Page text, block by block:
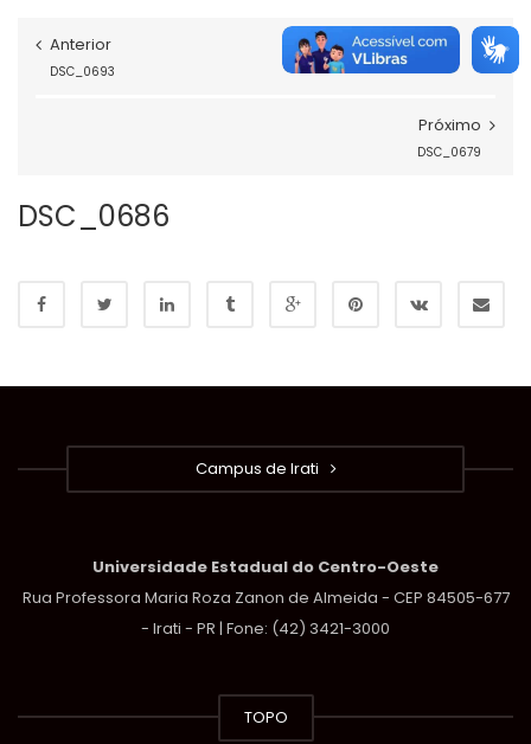
Anterior
DSC_0693
Próximo
DSC_0679
DSC_0686
Campus de Irati
Universidade Estadual do Centro-Oeste
Rua Professora Maria Roza Zanon de Almeida - CEP 84505-677
- Irati - PR | Fone: (42) 3421-3000
TOPO